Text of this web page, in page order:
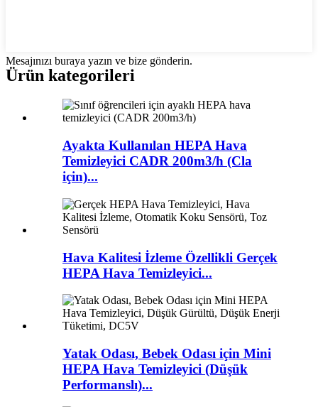
Mesajınızı buraya yazın ve bize gönderin.
Ürün kategorileri
Ayakta Kullanılan HEPA Hava
Temizleyici CADR 200m3/h (Cla
için)...
Hava Kalitesi İzleme Özellikli Gerçek
HEPA Hava Temizleyici...
Yatak Odası, Bebek Odası için Mini
HEPA Hava Temizleyici (Düşük
Performanslı)...